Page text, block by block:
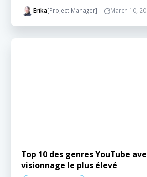
Erika[Project Manager] March 10,
Top 10 des genres YouTube
visionnage le plus élevé